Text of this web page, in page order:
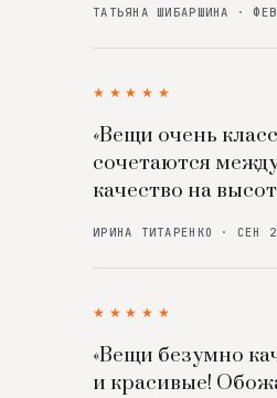
ТАТЬЯНА ШИБАРШИНА ·
★★★★★
«Вещи очень
сочетаются
качество на
ИРИНА ТИТАРЕНКО · СЕН
★★★★★
«Вещи безумно
и красивые!